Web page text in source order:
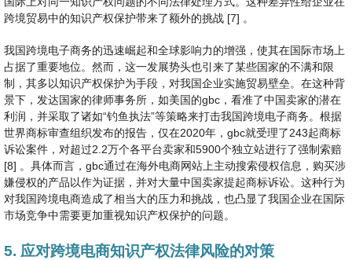
跨境贸易中的知识产权保护带来了额外的挑战 [7] 。
我国跨境电子商务的迅速崛起和全球影响力的增强，使其在国际市场上
占据了重要地位。然而，这一发展势头也引来了某些国家的不满和限
制，其多以知识产权保护为手段，对我国企业实施贸易壁垒。在这种背
景下，发达国家的律师事务所，如美国的gbc，看准了中国卖家的潜在
利润，并采取了诸如“钓鱼执法”等策略来打击我国跨境电子商务。根据
世界商标审查组织发布的报告，仅在2020年，gbc就受理了243起商标
诉讼案件，对超过2.2万个各平台卖家和5900个独立站进行了强制索赔
[8] 。具体而言，gbc通过在海外电商网站上主动搜索侵权信息，购买涉
嫌侵权的产品以作为证据，并对大量中国卖家提起商标诉讼。这种行为
对我国跨境电商造成了相当大的压力和挑战，也凸显了我国企业在国际
市场竞争中需要更加重视知识产权保护的问题。
5. 应对跨境电商知识产权法律风险的对策